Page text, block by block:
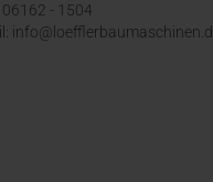
06162 - 1504